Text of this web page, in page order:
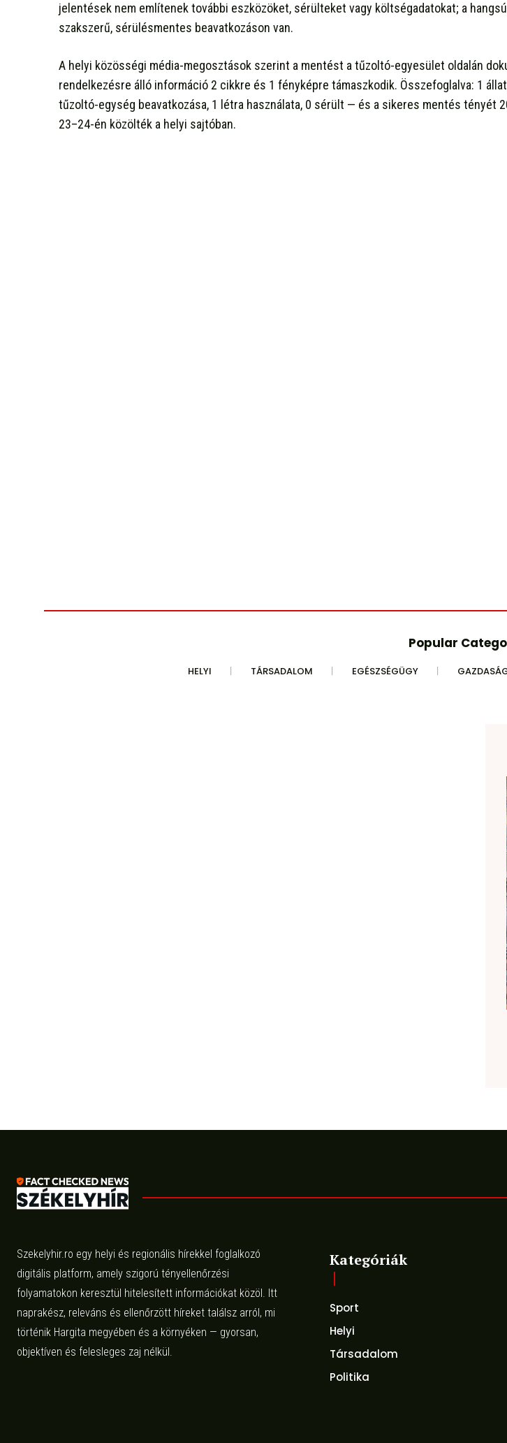
jelentések nem említenek további eszközöket, sérülteket vagy költségadatokat; a
szakszerű, sérülésmentes beavatkozáson van.
A helyi közösségi média-megosztások szerint a mentést a tűzoltó-egyesület oldalán
rendelkezésre álló információ 2 cikkre és 1 fénykép­re támaszkodik. Összefoglalva: 1
tűzoltó-egység beavatkozása, 1 létra használata, 0 sérült — és a sikeres mentés tényét
23–24-én közölték a helyi sajtóban.
Popular
HELYI TÁRSADALOM EGÉSZSÉGÜGY
Szekelyhir.ro egy helyi és regionális hírekkel foglalkozó
digitális platform, amely szigorú tényellenőrzési
folyamatokon keresztül hitelesített információkat közöl. Itt
naprakész, releváns és ellenőrzött híreket találsz arról, mi
történik Hargita megyében és a környéken — gyorsan,
objektíven és felesleges zaj nélkül.
Kategóriák
Sport
Helyi
Társadalom
Politika